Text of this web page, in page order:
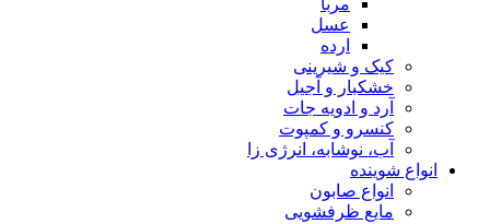
مربا
عسل
ارده
کیک و شیرینی
خشکبار و آجیل
آرد و ادویه جات
کنسرو و کمپوت
آب، نوشابه، انرژی زا
انواع شوینده
انواع صابون
مایع ظرفشویی